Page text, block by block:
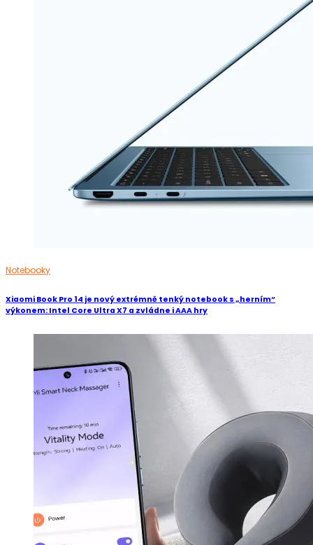
Notebooky
Xiaomi Book Pro 14 je nový extrémně tenký notebook s „herním“
výkonem: Intel Core Ultra X7 a zvládne i AAA hry